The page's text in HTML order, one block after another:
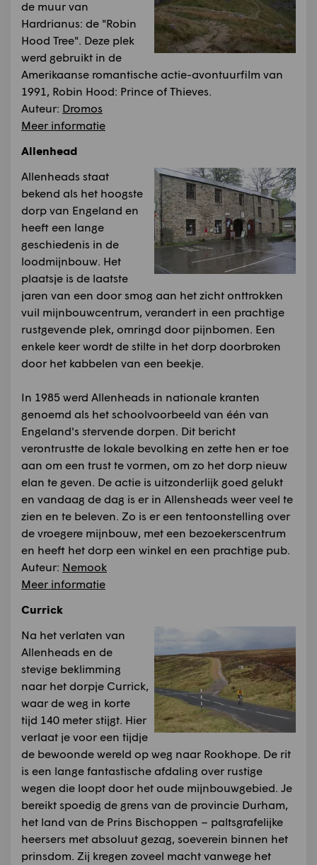
de muur van
Hardrianus: de "Robin
Hood Tree". Deze plek
werd gebruikt in de
Amerikaanse romantische actie-avontuurfilm van
1991, Robin Hood: Prince of Thieves.
Auteur: Dromos
Meer informatie
Allenhead
Allenheads staat
bekend als het hoogste
dorp van Engeland en
heeft een lange
geschiedenis in de
loodmijnbouw. Het
plaatsje is de laatste
jaren van een door smog aan het zicht onttrokken
vuil mijnbouwcentrum, verandert in een prachtige
rustgevende plek, omringd door pijnbomen. Een
enkele keer wordt de stilte in het dorp doorbroken
door het kabbelen van een beekje.
In 1985 werd Allenheads in nationale kranten
genoemd als het schoolvoorbeeld van één van
Engeland's stervende dorpen. Dit bericht
verontrustte de lokale bevolking en zette hen er toe
aan om een trust te vormen, om zo het dorp nieuw
elan te geven. De actie is uitzonderlijk goed gelukt
en vandaag de dag is er in Allensheads weer veel te
zien en te beleven. Zo is er een tentoonstelling over
de vroegere mijnbouw, met een bezoekerscentrum
en heeft het dorp een winkel en een prachtige pub.
Auteur: Nemook
Meer informatie
Currick
Na het verlaten van
Allenheads en de
stevige beklimming
naar het dorpje Currick,
waar de weg in korte
tijd 140 meter stijgt. Hier
verlaat je voor een tijdje
de bewoonde wereld op weg naar Rookhope. De rit
is een lange fantastische afdaling over rustige
wegen die loopt door het oude mijnbouwgebied. Je
bereikt spoedig de grens van de provincie Durham,
het land van de Prins Bischoppen – paltsgrafelijke
heersers met absoluut gezag, soeverein binnen het
prinsdom. Zij kregen zoveel macht vanwege het